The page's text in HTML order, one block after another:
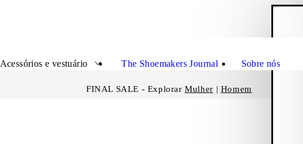
Acessórios e vestuário The Shoemakers Journal Sobre nós
FINAL SALE - Explorar Mulher | Homem